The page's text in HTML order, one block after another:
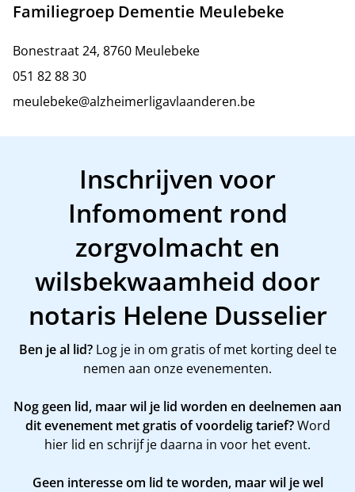
Familiegroep Dementie Meulebeke
Bonestraat 24, 8760 Meulebeke
051 82 88 30
meulebeke@alzheimerligavlaanderen.be
Inschrijven voor
Infomoment rond
zorgvolmacht en
wilsbekwaamheid door
notaris Helene Dusselier
Ben je al lid?Log je in om gratis of met korting deel te
nemen aan onze evenementen.
Nog geen lid, maar wil je lid worden en deelnemen aan
dit evenement met gratis of voordelig tarief?Word
hier lid en schrijf je daarna in voor het event.
Geen interesse om lid te worden, maar wil je wel